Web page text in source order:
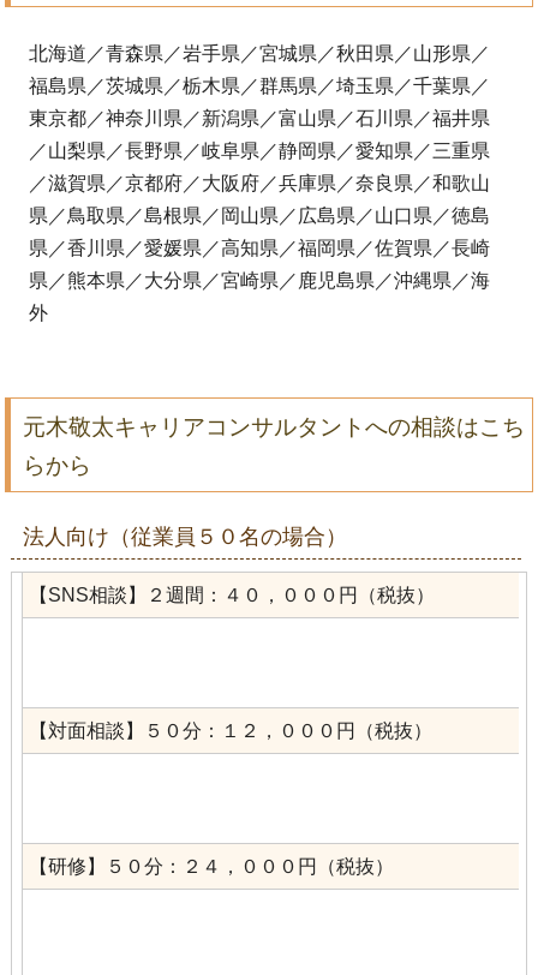
北海道／青森県／岩手県／宮城県／秋田県／山形県／
福島県／茨城県／栃木県／群馬県／埼玉県／千葉県／
東京都／神奈川県／新潟県／富山県／石川県／福井県
／山梨県／長野県／岐阜県／静岡県／愛知県／三重県
／滋賀県／京都府／大阪府／兵庫県／奈良県／和歌山
県／鳥取県／島根県／岡山県／広島県／山口県／徳島
県／香川県／愛媛県／高知県／福岡県／佐賀県／長崎
県／熊本県／大分県／宮崎県／鹿児島県／沖縄県／海
外
元木敬太キャリアコンサルタントへの相談はこち
らから
法人向け（従業員５０名の場合）
【SNS相談】２週間：４０，０００円（税抜）
【対面相談】５０分：１２，０００円（税抜）
【研修】５０分：２４，０００円（税抜）